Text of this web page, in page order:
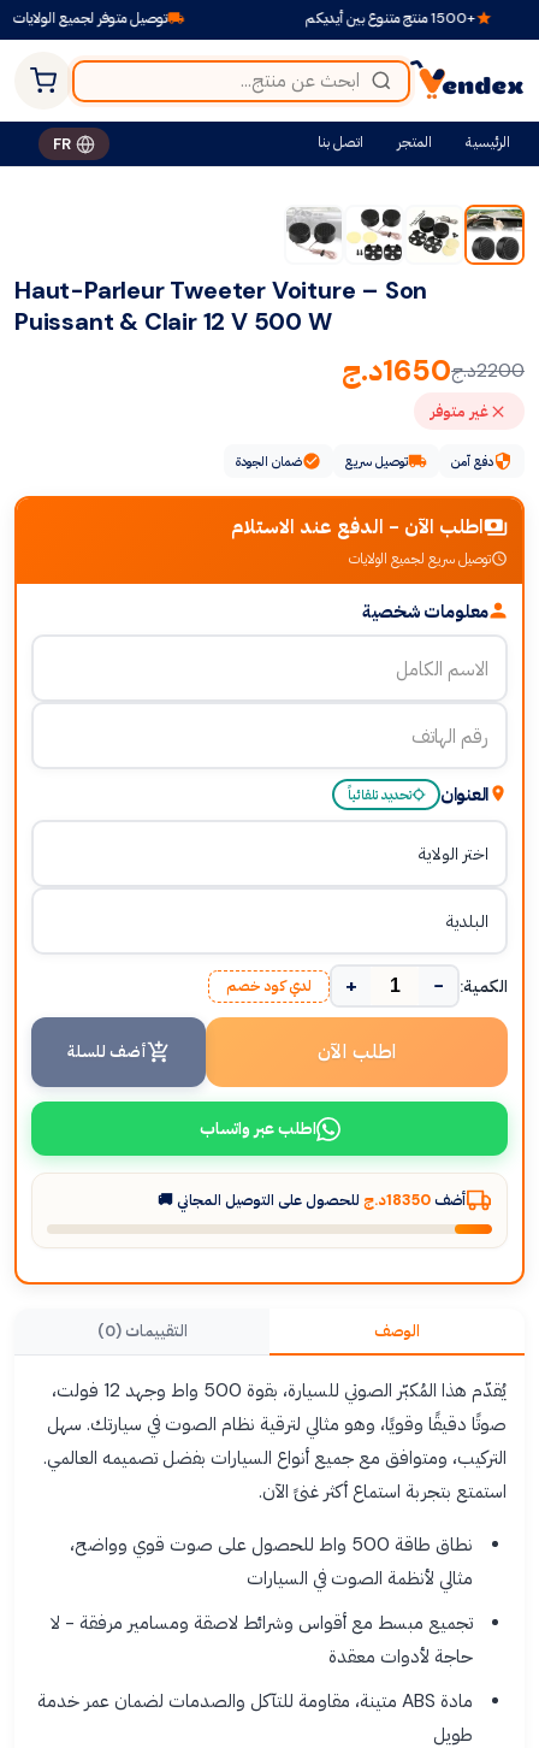
توصيل متوفر لجميع الولايات +1500 منتج متنوع بين أيديكم
الرئيسية المتجر اتصل بنا FR
-25%
Haut-Parleur Tweeter Voiture – Son
Puissant & Clair 12 V 500 W
2200د.ج1650د.ج
غير متوفر
دفع آمن توصيل سريع ضمان الجودة
اطلب الآن - الدفع عند الاستلام
توصيل سريع لجميع الولايات
معلومات شخصية
العنوان تحديد تلقائياً
الكمية: −
+ لدي كود خصم
اطلب الآن أضف للسلة
اطلب عبر واتساب
أضف 18350د.ج للحصول على التوصيل المجاني 🚚
الوصف التقييمات (0)
يُقدّم هذا المُكبّر الصوتي للسيارة، بقوة 500 واط وجهد 12 فولت،
صوتًا دقيقًا وقويًا، وهو مثالي لترقية نظام الصوت في سيارتك. سهل
التركيب، ومتوافق مع جميع أنواع السيارات بفضل تصميمه العالمي.
استمتع بتجربة استماع أكثر غنىً الآن.
نطاق طاقة 500 واط للحصول على صوت قوي وواضح،
مثالي لأنظمة الصوت في السيارات
تجميع مبسط مع أقواس وشرائط لاصقة ومسامير مرفقة - لا
حاجة لأدوات معقدة
مادة ABS متينة، مقاومة للتآكل والصدمات لضمان عمر خدمة
طويل